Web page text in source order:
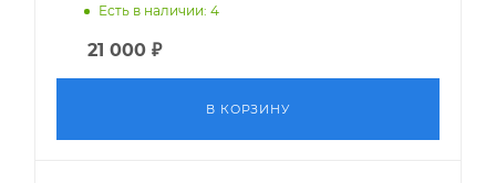
Есть в наличии: 4
21 000 ₽
В КОРЗИНУ